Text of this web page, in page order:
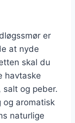
er
at nyde
skal du
havtaske
salt og peber.
og aromatisk
naturlige